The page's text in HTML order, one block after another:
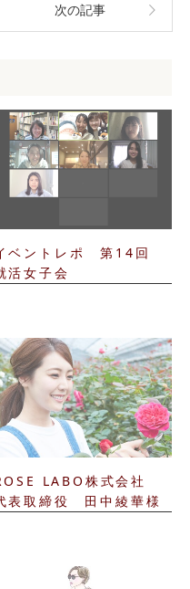
次の記事
ベントレポ 第14回
活女子会
LABO株式会社
表取締役 田中綾華様